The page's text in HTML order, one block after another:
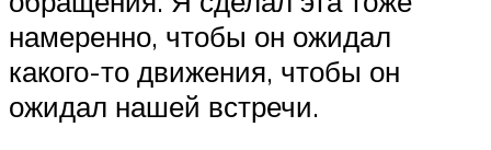
намеренно, чтобы он ожидал
какого-то движения, чтобы он
ожидал нашей встречи.